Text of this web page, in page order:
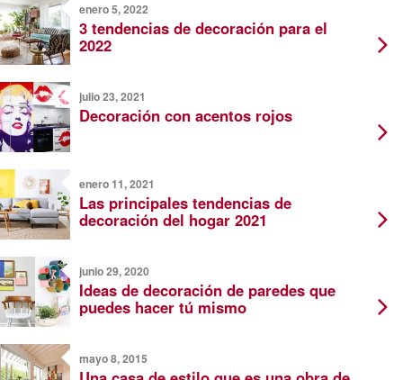
enero 5, 2022
3 tendencias de decoración para el
2022
julio 23, 2021
Decoración con acentos rojos
enero 11, 2021
Las principales tendencias de
decoración del hogar 2021
junio 29, 2020
Ideas de decoración de paredes que
puedes hacer tú mismo
mayo 8, 2015